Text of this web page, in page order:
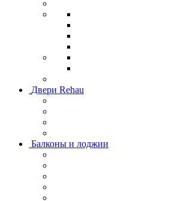
Двери Rehau
Балконы и лоджии